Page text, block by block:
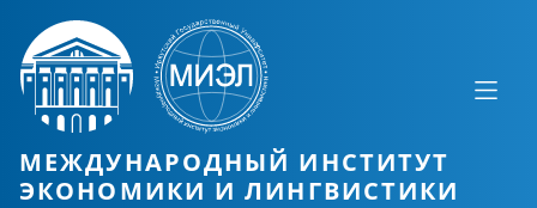
МЕЖДУНАРОДНЫЙ ИНСТИТУТ
ЭКОНОМИКИ И ЛИНГВИСТИКИ